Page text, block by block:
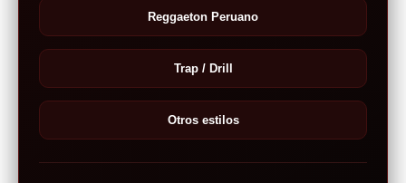
Reggaeton Peruano
Trap / Drill
Otros estilos